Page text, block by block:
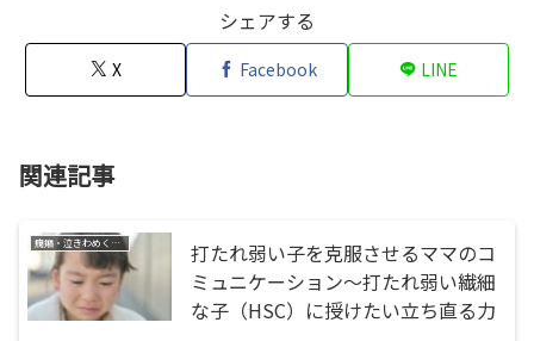
シェアする
X Facebook LINE
関連記事
癇癪・泣きわめく・暴れる
打たれ弱い子を克服させるママのコ
ミュニケーション〜打たれ弱い繊細
な子（HSC）に授けたい立ち直る力